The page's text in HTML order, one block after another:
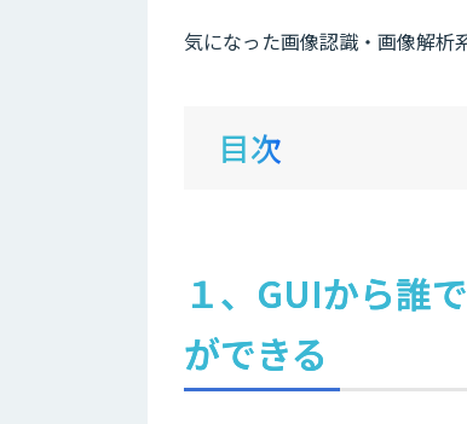
気になった画像認識・画像解析
目次
１、GUIから誰
ができる